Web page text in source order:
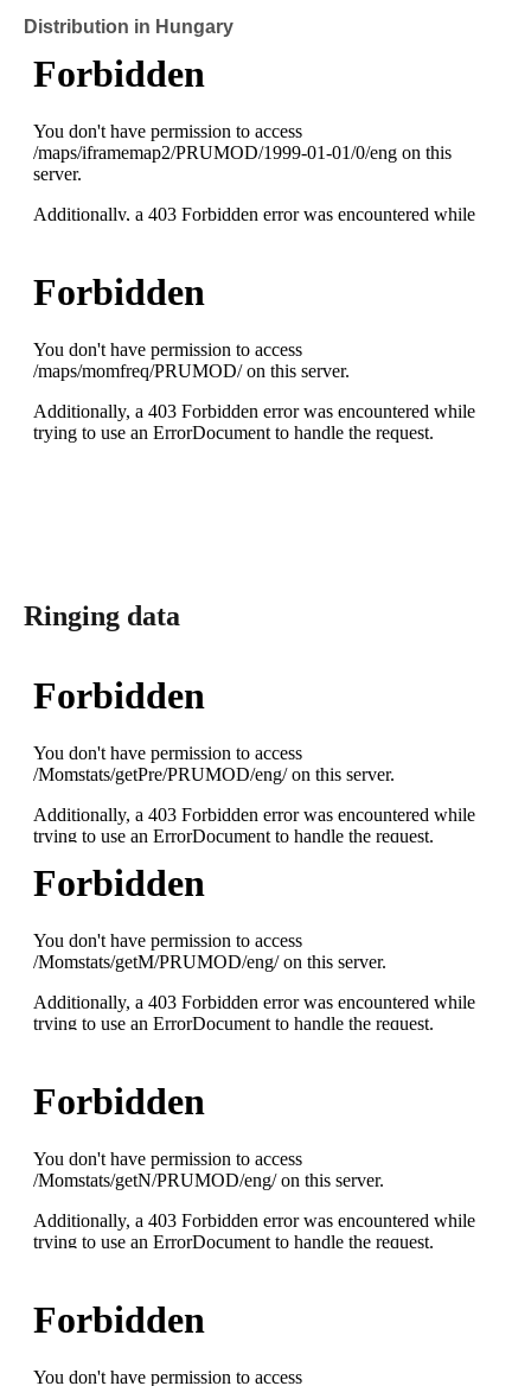
Distribution in Hungary
Ringing data